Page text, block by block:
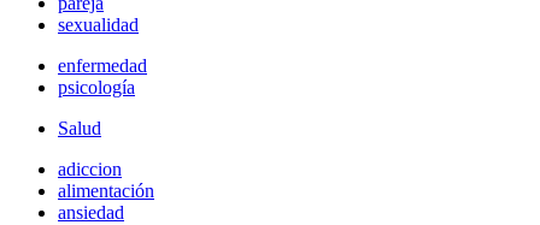
sexualidad
enfermedad
psicología
Salud
adiccion
alimentación
ansiedad